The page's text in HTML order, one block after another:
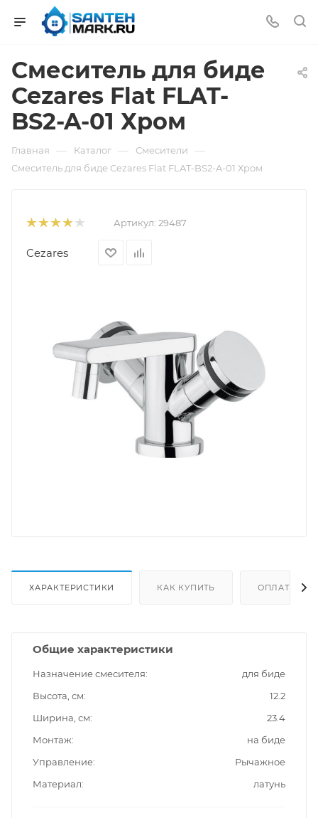
Смеситель для биде
Cezares Flat FLAT-
BS2-A-01 Хром
Главная — Каталог — Смесители —
Смеситель для биде Cezares Flat FLAT-BS2-A-01 Хром
Артикул: 29487
Cezares
ХАРАКТЕРИСТИКИ КАК КУПИТЬ ОПЛАТА
Общие характеристики
Назначение смесителя
для биде
Высота, см
12.2
Ширина, см
23.4
Монтаж
на биде
Управление
Рычажное
Материал
латунь